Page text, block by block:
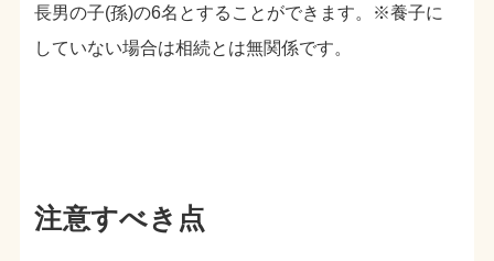
長男の子(孫)の6名とすることができます。※養子に
していない場合は相続とは無関係です。
注意すべき点